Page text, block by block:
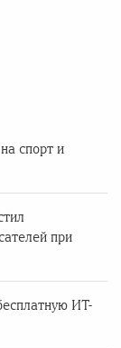
спорт и
при
ИТ-